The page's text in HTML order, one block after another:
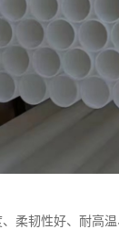
柔韧性好、耐高